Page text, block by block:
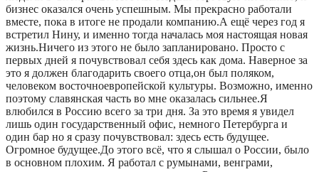
бизнес оказался очень успешным. Мы прекрасно работали
вместе, пока в итоге не продали компанию.А ещё через год я
встретил Нину, и именно тогда началась моя настоящая новая
жизнь.Ничего из этого не было запланировано. Просто с
первых дней я почувствовал себя здесь как дома. Наверное за
это я должен благодарить своего отца,он был поляком,
человеком восточноевропейской культуры. Возможно, именно
поэтому славянская часть во мне оказалась сильнее.Я
влюбился в Россию всего за три дня. За это время я увидел
лишь один государственный офис, немного Петербурга и
один бар но я сразу почувствовал: здесь есть будущее.
Огромное будущее.До этого всё, что я слышал о России, было
в основном плохим. Я работал с румынами, венграми,